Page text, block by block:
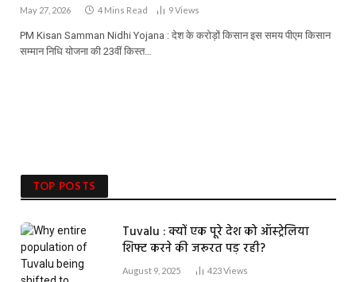
May 27, 2026 4 Mins Read 9Views
PM Kisan Samman Nidhi Yojana : देश के करोड़ों किसान इस समय पीएम किसान
सम्मान निधि योजना की 23वीं किस्त…
TOP POSTS
Tuvalu : क्यों एक पूरे देश को ऑस्ट्रेलिया
शिफ्ट करने की जरूरत पड़ रही?
August 9, 2025 423Views